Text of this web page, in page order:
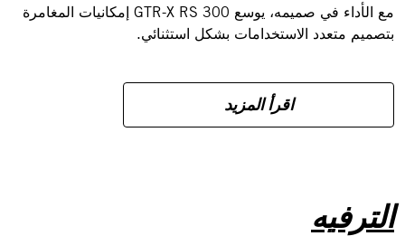
مع الأداء في صميمه، يوسع GTR-X RS 300 إمكانيات المغامرة
بتصميم متعدد الاستخدامات بشكل استثنائي.
اقرأ المزيد
الترفيه